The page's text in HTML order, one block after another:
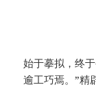
始于摹拟，终
逾工巧焉。”精